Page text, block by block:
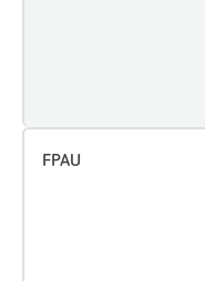
FPAU